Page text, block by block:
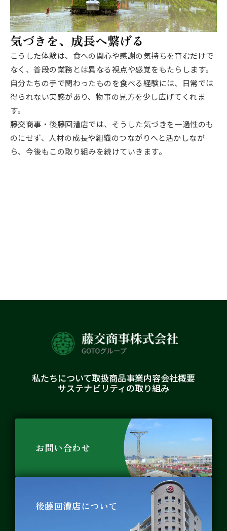
気づきを、成長へ繋げる
こうした体験は、食への関心や感謝の気持ちを育むだけで
なく、普段の業務とは異なる視点や感覚をもたらします。
自分たちの手で関わったものを食べる経験には、日常では
得られない実感があり、物事の見方を少し広げてくれま
す。
藤交商事・後藤回漕店では、そうした気づきを一過性のも
のにせず、人材の成長や組織のつながりへと活かしなが
ら、今後もこの取り組みを続けていきます。
私たちについて取扱商品事業内容
サステナビリティの取り組み
会社概要
お問い合わせ
後藤回漕店について